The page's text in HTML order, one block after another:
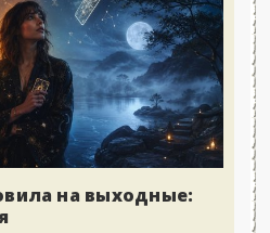
на выходные: